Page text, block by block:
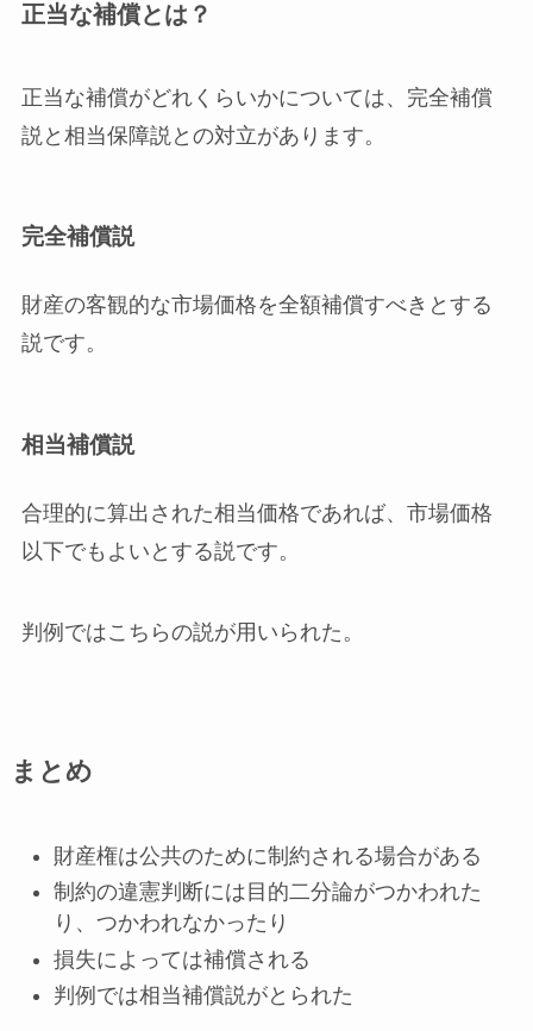
正当な補償とは？
正当な補償がどれくらいかについては、 完全補償
説 と 相当保障説 との対立があります。
完全補償説
財産の客観的な市場価格を全額補償すべきとする
説です。
相当補償説
合理的に算出された相当価格であれば、市場価格
以下でもよいとする説です。
判例ではこちらの説が用いられた。
まとめ
財産権は公共のために制約される場合がある
制約の違憲判断には目的二分論がつかわれた
り、つかわれなかったり
損失によっては補償される
判例では相当補償説がとられた